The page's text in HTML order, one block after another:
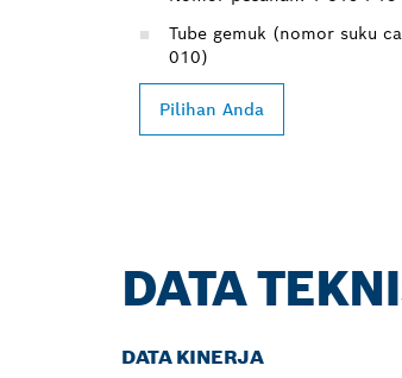
Tube gemuk (nomor suku
010)
Pilihan Anda
DATA
DATA KINERJA